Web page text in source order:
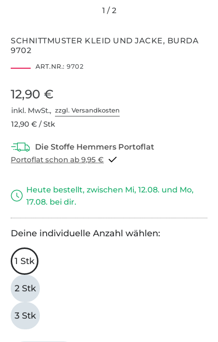
SCHNITTMUSTER KLEID UND JACKE, BURDA
9702
ART.NR.: 9702
12,90 €
inkl. MwSt.,zzgl. Versandkosten
12,90 € / Stk
Portoflat schon ab 9,95 €
Heute bestellt, zwischen Mi, 12.08. und Mo,
17.08. bei dir.
Deine individuelle Anzahl wählen:
1 Stk
2 Stk
3 Stk